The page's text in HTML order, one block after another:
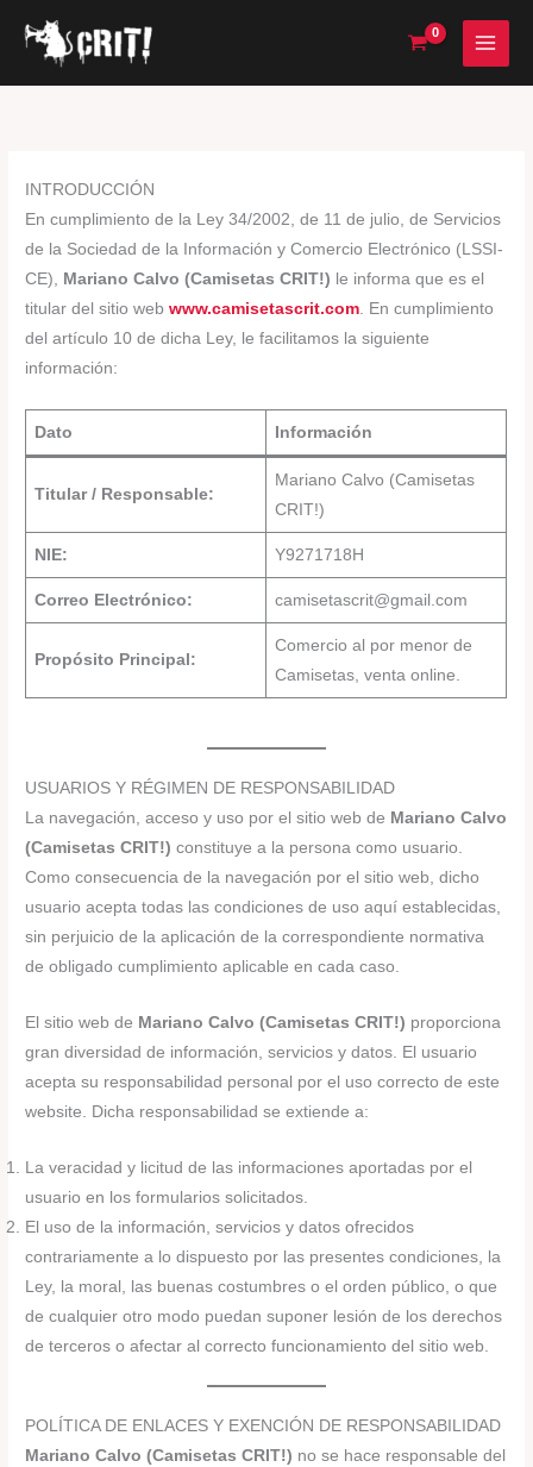
contenido
INTRODUCCIÓN
En cumplimiento de la Ley 34/2002, de 11 de julio, de Servicios
de la Sociedad de la Información y Comercio Electrónico (LSSI-
CE), Mariano Calvo (Camisetas CRIT!) le informa que es el
titular del sitio webwww.camisetascrit.com. En cumplimiento
del artículo 10 de dicha Ley, le facilitamos la siguiente
información:
Dato Información
Titular / Responsable:
Mariano Calvo (Camisetas
CRIT!)
NIE: Y9271718H
Correo Electrónico: camisetascrit@gmail.com
Propósito Principal:
Comercio al por menor de
Camisetas, venta online.
USUARIOS Y RÉGIMEN DE RESPONSABILIDAD
La navegación, acceso y uso por el sitio web de Mariano Calvo
(Camisetas CRIT!) constituye a la persona como usuario.
Como consecuencia de la navegación por el sitio web, dicho
usuario acepta todas las condiciones de uso aquí establecidas,
sin perjuicio de la aplicación de la correspondiente normativa
de obligado cumplimiento aplicable en cada caso.
El sitio web de Mariano Calvo (Camisetas CRIT!) proporciona
gran diversidad de información, servicios y datos. El usuario
acepta su responsabilidad personal por el uso correcto de este
website. Dicha responsabilidad se extiende a:
La veracidad y licitud de las informaciones aportadas por el
usuario en los formularios solicitados.
El uso de la información, servicios y datos ofrecidos
contrariamente a lo dispuesto por las presentes condiciones, la
Ley, la moral, las buenas costumbres o el orden público, o que
de cualquier otro modo puedan suponer lesión de los derechos
de terceros o afectar al correcto funcionamiento del sitio web.
POLÍTICA DE ENLACES Y EXENCIÓN DE RESPONSABILIDAD
Mariano Calvo (Camisetas CRIT!) no se hace responsable del